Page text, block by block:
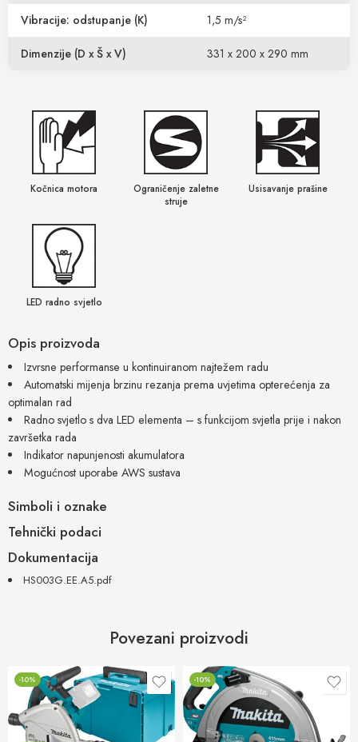
Opis proizvoda
Izvrsne performanse u kontinuiranom najtežem radu
Automatski mijenja brzinu rezanja prema uvjetima opterećenja za
optimalan rad
Radno svjetlo s dva LED elementa – s funkcijom svjetla prije i nakon
završetka rada
Indikator napunjenosti akumulatora
Mogućnost uporabe AWS sustava
Simboli i oznake
Kočnica motora
Ograničenje zaletne
struje
Usisavanje prašine
LED radno svjetlo
Tehnički podaci
Vibracije: odstupanje (K) 1,5 m/s²
Dimenzije (D x Š x V) 331 x 200 x 290 mm
Dokumentacija
HS003G.EE.A5.pdf
Povezani proizvodi
-10% -10%